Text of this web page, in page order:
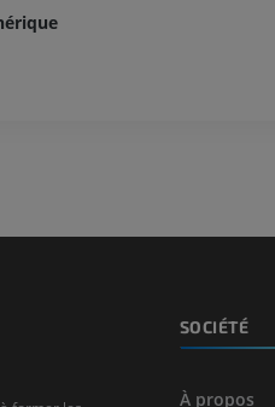
SOCIÉTÉ
À propos